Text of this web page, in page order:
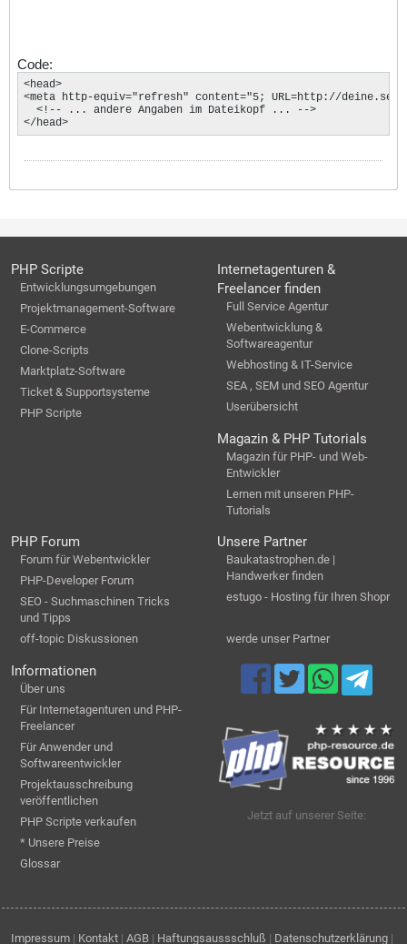
Code:
<head>
<meta http-equiv="refresh" content="5; URL=http://
  <!-- ... andere Angaben im Dateikopf ... -->
</head>
PHP Scripte
Entwicklungsumgebungen
Projektmanagement-Software
E-Commerce
Clone-Scripts
Marktplatz-Software
Ticket & Supportsysteme
PHP Scripte
Internetagenturen &
Freelancer finden
Full Service Agentur
Webentwicklung &
Softwareagentur
Webhosting & IT-Service
SEA , SEM und SEO Agentur
Userübersicht
Magazin & PHP Tutorials
Magazin für PHP- und Web-
Entwickler
Lernen mit unseren PHP-
Tutorials
PHP Forum
Forum für Webentwickler
PHP-Developer Forum
SEO - Suchmaschinen Tricks
und Tipps
off-topic Diskussionen
Unsere Partner
Baukatastrophen.de |
Handwerker finden
estugo - Hosting für Ihren Shopr
werde unser Partner
Informationen
Über uns
Für Internetagenturen und PHP-
Freelancer
Für Anwender und
Softwareentwickler
Projektausschreibung
veröffentlichen
PHP Scripte verkaufen
* Unsere Preise
Glossar
Jetzt auf unserer Seite:
Impressum | Kontakt | AGB | Haftungsaussschluß | Datenschutzerklärung |